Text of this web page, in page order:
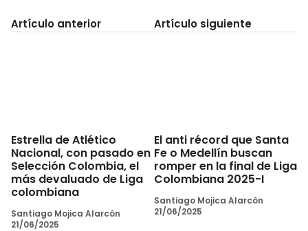
Artículo anterior
Estrella de Atlético
Nacional, con pasado en
Selección Colombia, el
más devaluado de Liga
colombiana
Santiago Mojica Alarcón
21/06/2025
Artículo siguiente
El anti récord que Santa
Fe o Medellín buscan
romper en la final de Liga
Colombiana 2025-I
Santiago Mojica Alarcón
21/06/2025